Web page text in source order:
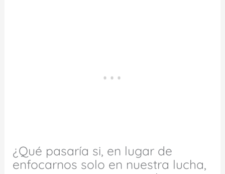
¿Qué pasaría si, en lugar de
enfocarnos solo en nuestra lucha,